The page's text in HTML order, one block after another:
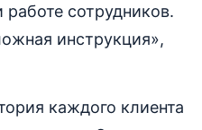
сотрудников.
инструкция»,
каждого клиента